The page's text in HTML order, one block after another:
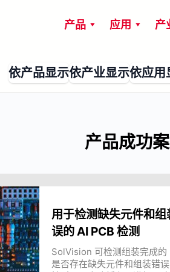
产品 应用 产
依产品显示依产业显示依应用
产品成功
用于检测缺失元件和组
误的 AI PCB 检测
SolVision 可检测组装完成的
是否存在缺失元件和组装错